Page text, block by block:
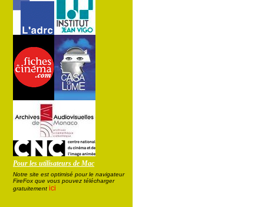
Pour les utilisateurs de Mac
Notre site est optimisé pour le navigateur
FireFox que vous pouvez télécharger
gratuitement ici